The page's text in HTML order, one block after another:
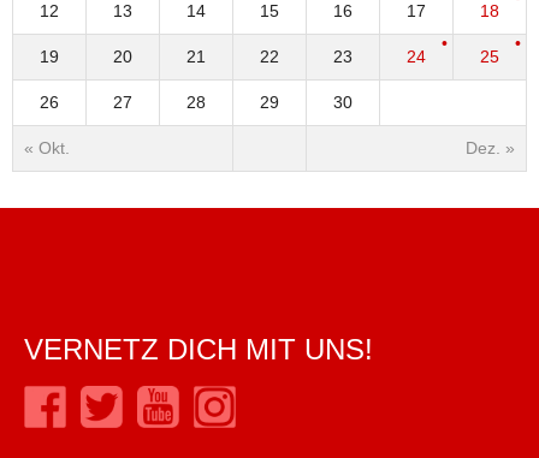
« Okt. Dez. »
12 13 14 15 16 17 18
19 20 21 22 23 24 25
26 27 28 29 30
VERNETZ DICH MIT UNS!